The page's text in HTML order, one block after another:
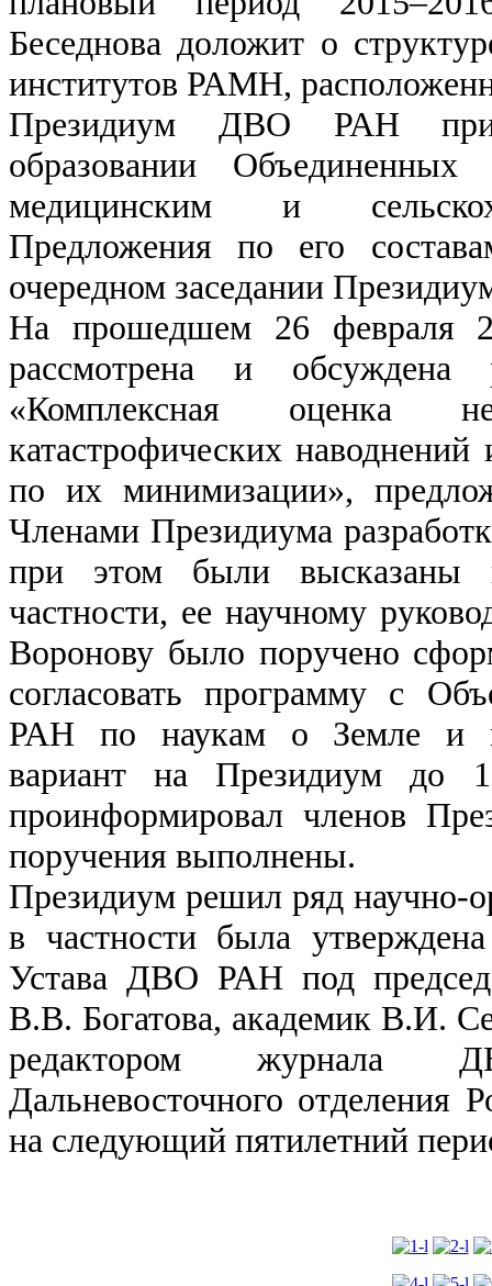
Беседнова доложит о
институтов РАМН,
Президиум ДВО РАН
образовании
медицинским и
Предложения по его
очередном заседании
На прошедшем 26 февраля
рассмотрена и обсуждена
«Комплексная оценка
катастрофических
по их минимизации»,
Членами Президиума
при этом были высказаны
частности, ее научному
Воронову было поручено
согласовать программу с
РАН по наукам о Земле и
вариант на Президиум до
проинформировал членов
поручения выполнены.
Президиум решил ряд научно-
в частности была
Устава ДВО РАН под
В.В. Богатова, академик В.И.
редактором
Дальневосточного отделения
на следующий пятилетний